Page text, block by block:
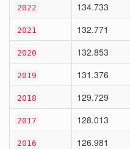
2022 134.733
2021 132.771
2020 132.853
2019 131.376
2018 129.729
2017 128.013
2016 126.981